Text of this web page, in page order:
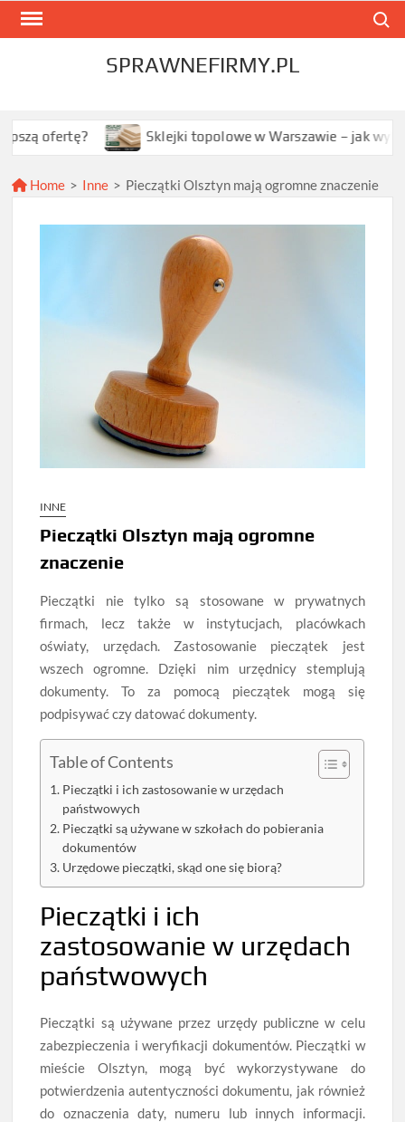
Skip
SPRAWNEFIRMY.PL
Sklejki topolowe w Warszawie – jak wybrać
Home > Inne > Pieczątki Olsztyn mają ogromne znaczenie
INNE
Pieczątki Olsztyn mają ogromne
znaczenie
Pieczątki nie tylko są stosowane w prywatnych
firmach, lecz także w instytucjach, placówkach
oświaty, urzędach. Zastosowanie pieczątek jest
wszech ogromne. Dzięki nim urzędnicy stemplują
dokumenty. To za pomocą pieczątek mogą się
podpisywać czy datować dokumenty.
Table of Contents
Pieczątki i ich zastosowanie w urzędach
państwowych
Pieczątki są używane w szkołach do pobierania
dokumentów
Urzędowe pieczątki, skąd one się biorą?
Pieczątki i ich
zastosowanie w urzędach
państwowych
Pieczątki są używane przez urzędy publiczne w celu
zabezpieczenia i weryfikacji dokumentów. Pieczątki w
mieście Olsztyn, mogą być wykorzystywane do
potwierdzenia autentyczności dokumentu, jak również
do oznaczenia daty, numeru lub innych informacji.